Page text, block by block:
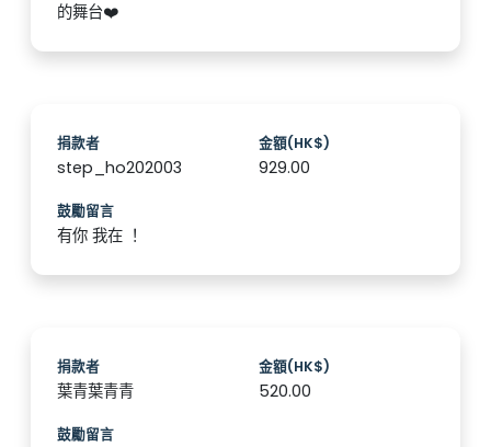
的舞台❤️
捐款者
step_ho202003
金額(HK$)
929.00
鼓勵留言
有你 我在 ！️
捐款者
葉青葉青青
金額(HK$)
520.00
鼓勵留言